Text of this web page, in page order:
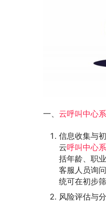
一、 云呼叫中心
信息收集与
云呼叫中心
括年龄、职
客服人员询
统可在初步
风险评估与